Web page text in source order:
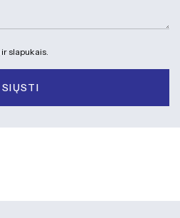
ir slapukais.
SIŲSTI